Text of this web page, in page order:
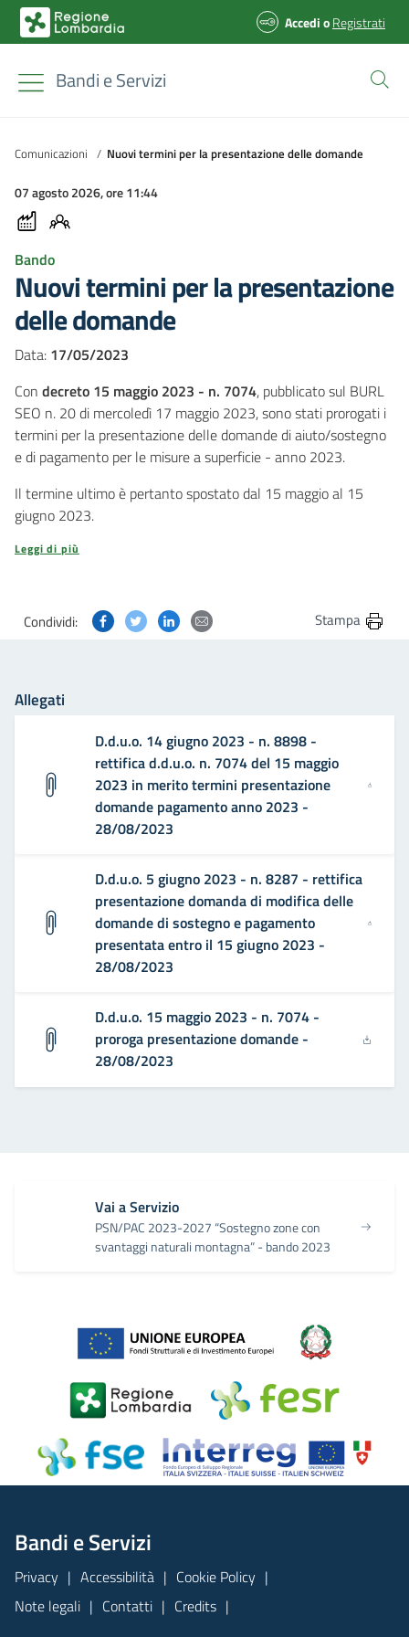
AccedioRegistrati
Bandi e Servizi
Comunicazioni / Nuovi termini per la presentazione delle domande
07 agosto 2026, ore 11:44
Bando
Nuovi termini per la presentazione
delle domande
Data: 17/05/2023
Con decreto 15 maggio 2023 - n. 7074, pubblicato sul BURL
SEO n. 20 di mercoledì 17 maggio 2023, sono stati prorogati i
termini per la presentazione delle domande di aiuto/sostegno
e di pagamento per le misure a superficie - anno 2023.
Il termine ultimo è pertanto spostato dal 15 maggio al 15
giugno 2023.
Leggi di più
Condividi: Condividi questa pagina su Facebook
Condividi questa pagina su Twitter
Condividi questa pagina su Linkedin
Condividi questa pagina via
Stampa
Allegati
D.d.u.o. 14 giugno 2023 - n. 8898 -
rettifica d.d.u.o. n. 7074 del 15 maggio
2023 in merito termini presentazione
domande pagamento anno 2023 -
28/08/2023
D.d.u.o. 5 giugno 2023 - n. 8287 - rettifica
presentazione domanda di modifica delle
domande di sostegno e pagamento
presentata entro il 15 giugno 2023 -
28/08/2023
D.d.u.o. 15 maggio 2023 - n. 7074 -
proroga presentazione domande -
28/08/2023
Vai a Servizio
PSN/PAC 2023-2027 “Sostegno zone con
svantaggi naturali montagna” - bando 2023
Bandi e Servizi
Privacy Accessibilità
Cookie Policy
Note legali
Contatti Credits